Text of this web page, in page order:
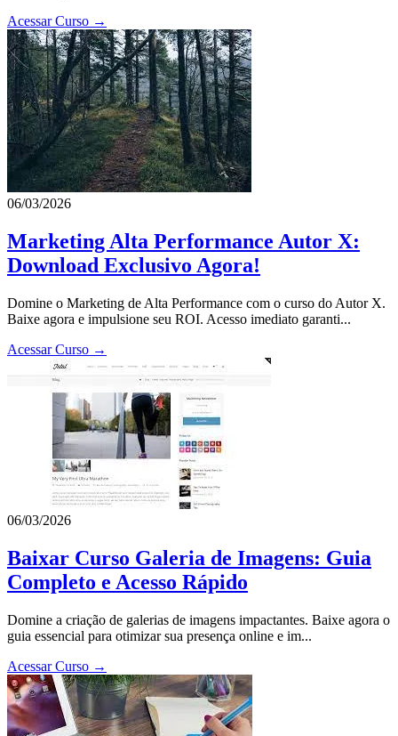
Acessar Curso →
06/03/2026
Marketing Alta Performance Autor X:
Download Exclusivo Agora!
Domine o Marketing de Alta Performance com o curso do Autor X.
Baixe agora e impulsione seu ROI. Acesso imediato garanti...
Acessar Curso →
06/03/2026
Baixar Curso Galeria de Imagens: Guia
Completo e Acesso Rápido
Domine a criação de galerias de imagens impactantes. Baixe agora o
guia essencial para otimizar sua presença online e im...
Acessar Curso →